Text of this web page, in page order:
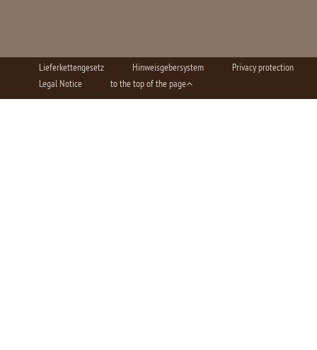
Lieferkettengesetz Hinweisgebersystem
Privacy protection
Legal Notice
to the top of the page